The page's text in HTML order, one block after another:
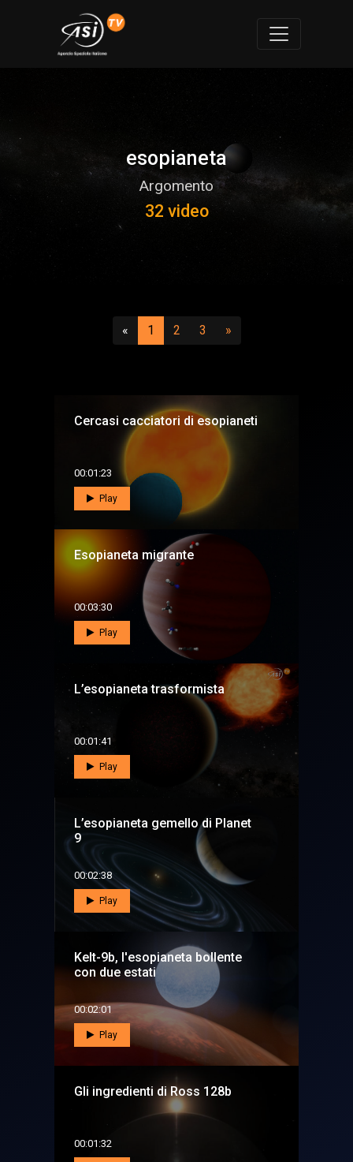
esopianeta
Argomento
32 video
«Precedente
1 (attuale)
2 (vai a pagina 2)
3 (vai a pagina 3)
»Successivo
Cercasi cacciatori di esopianeti
00:01:23
Play
Esopianeta migrante
00:03:30
Play
L’esopianeta trasformista
00:01:41
Play
L’esopianeta gemello di Planet
9
00:02:38
Play
Kelt-9b, l'esopianeta bollente
con due estati
00:02:01
Play
Gli ingredienti di Ross 128b
00:01:32